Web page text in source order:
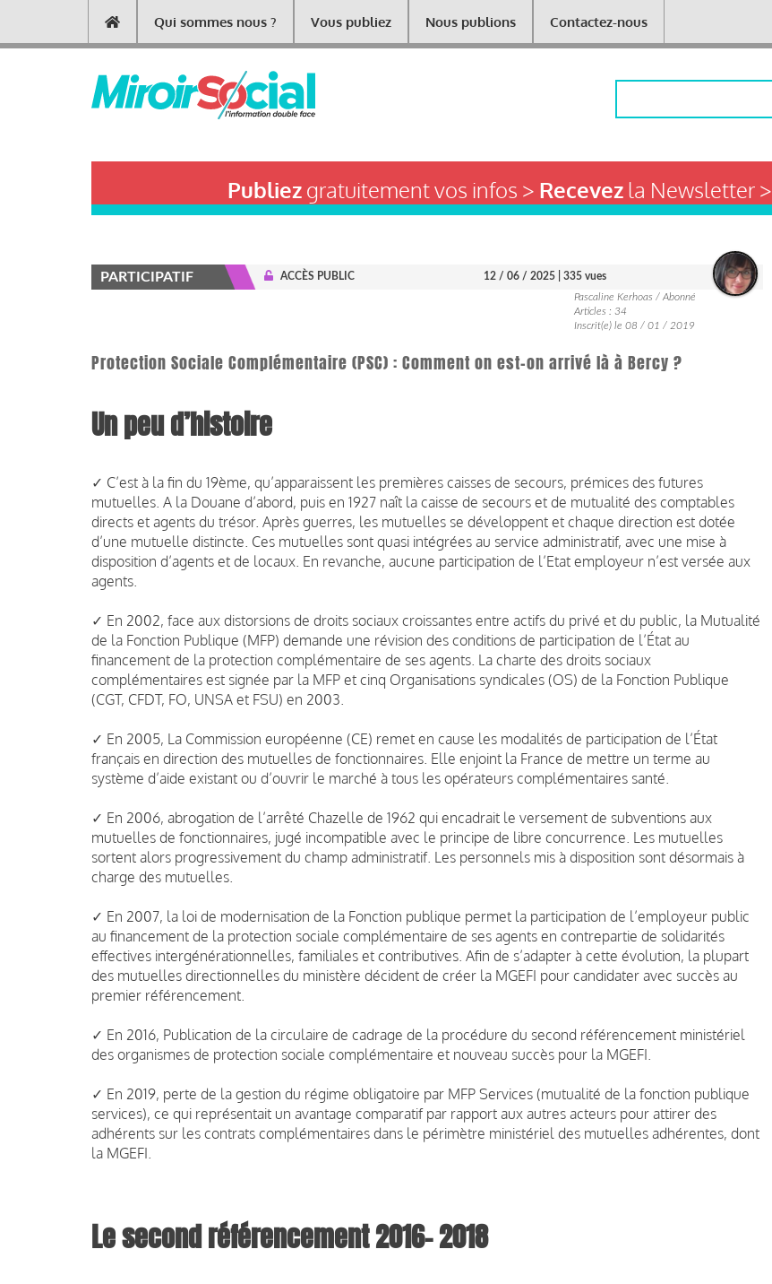
contenu
Main
navigation
Qui sommes nous ? Vous publiez Nous publions Contactez-nous
Publiezgratuitement vos infos > Recevezla Newsletter >
PARTICIPATIF ACCÈS PUBLIC 12 / 06 / 2025
| 335 vues
Pascaline Kerhoas / Abonné
Articles : 34
Inscrit(e) le 08 / 01 / 2019
Protection Sociale Complémentaire (PSC) : Comment on est-on arrivé là à Bercy ?
Un peu d’histoire
✓ C’est à la fin du 19ème, qu’apparaissent les premières caisses de secours, prémices des futures
mutuelles. A la Douane d’abord, puis en 1927 naît la caisse de secours et de mutualité des comptables
directs et agents du trésor. Après guerres, les mutuelles se développent et chaque direction est dotée
d’une mutuelle distincte. Ces mutuelles sont quasi intégrées au service administratif, avec une mise à
disposition d’agents et de locaux. En revanche, aucune participation de l’Etat employeur n’est versée aux
agents.
✓ En 2002, face aux distorsions de droits sociaux croissantes entre actifs du privé et du public, la Mutualité
de la Fonction Publique (MFP) demande une révision des conditions de participation de l’État au
financement de la protection complémentaire de ses agents. La charte des droits sociaux
complémentaires est signée par la MFP et cinq Organisations syndicales (OS) de la Fonction Publique
(CGT, CFDT, FO, UNSA et FSU) en 2003.
✓ En 2005, La Commission européenne (CE) remet en cause les modalités de participation de l’État
français en direction des mutuelles de fonctionnaires. Elle enjoint la France de mettre un terme au
système d’aide existant ou d’ouvrir le marché à tous les opérateurs complémentaires santé.
✓ En 2006, abrogation de l’arrêté Chazelle de 1962 qui encadrait le versement de subventions aux
mutuelles de fonctionnaires, jugé incompatible avec le principe de libre concurrence. Les mutuelles
sortent alors progressivement du champ administratif. Les personnels mis à disposition sont désormais à
charge des mutuelles.
✓ En 2007, la loi de modernisation de la Fonction publique permet la participation de l’employeur public
au financement de la protection sociale complémentaire de ses agents en contrepartie de solidarités
effectives intergénérationnelles, familiales et contributives. Afin de s’adapter à cette évolution, la plupart
des mutuelles directionnelles du ministère décident de créer la MGEFI pour candidater avec succès au
premier référencement.
✓ En 2016, Publication de la circulaire de cadrage de la procédure du second référencement ministériel
des organismes de protection sociale complémentaire et nouveau succès pour la MGEFI.
✓ En 2019, perte de la gestion du régime obligatoire par MFP Services (mutualité de la fonction publique
services), ce qui représentait un avantage comparatif par rapport aux autres acteurs pour attirer des
adhérents sur les contrats complémentaires dans le périmètre ministériel des mutuelles adhérentes, dont
la MGEFI.
Le second référencement 2016- 2018